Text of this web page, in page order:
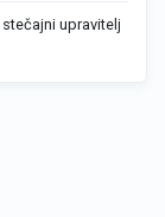
stečajni upravitelj